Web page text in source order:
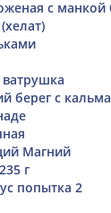
с манкой
берег с
Магний
г
попытка 2